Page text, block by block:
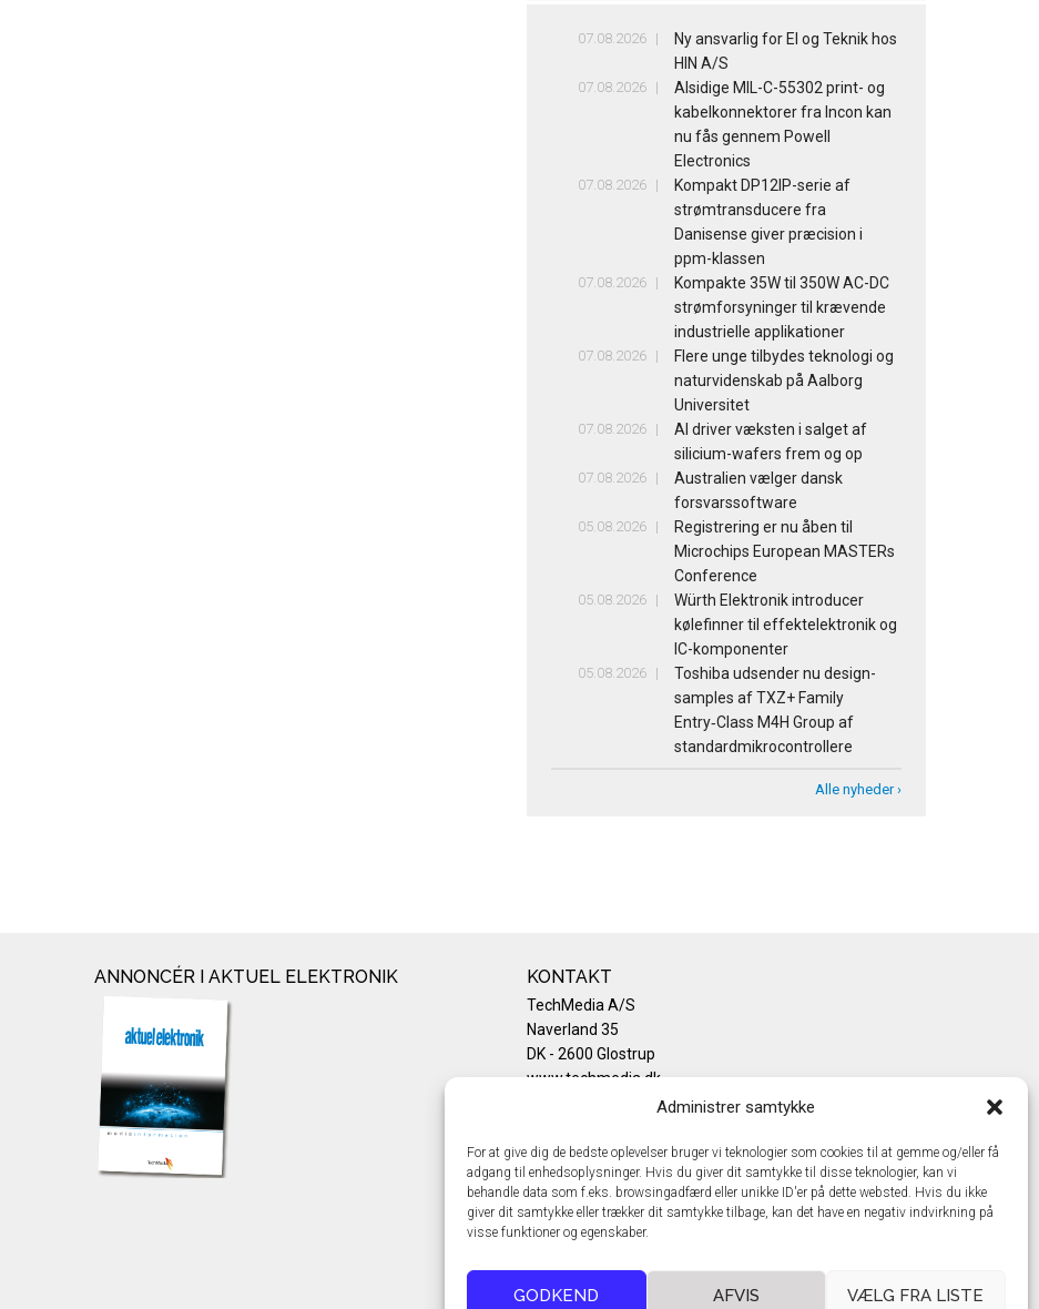
Administrer samtykke
For at give dig de bedste oplevelser bruger vi teknologier som cookies til at gemme og/eller få
adgang til enhedsoplysninger. Hvis du giver dit samtykke til disse teknologier, kan vi
behandle data som f.eks. browsingadfærd eller unikke ID'er på dette websted. Hvis du ikke
giver dit samtykke eller trækker dit samtykke tilbage, kan det have en negativ indvirkning på
visse funktioner og egenskaber.
GODKEND AFVIS VÆLG FRA LISTE
07.08.2026
Ny ansvarlig for El og Teknik hos
HIN A/S
07.08.2026
Alsidige MIL-C-55302 print- og
kabelkonnektorer fra Incon kan
nu fås gennem Powell
Electronics
07.08.2026
Kompakt DP12IP-serie af
strømtransducere fra
Danisense giver præcision i
ppm-klassen
07.08.2026
Kompakte 35W til 350W AC-DC
strømforsyninger til krævende
industrielle applikationer
07.08.2026
Flere unge tilbydes teknologi og
naturvidenskab på Aalborg
Universitet
07.08.2026
AI driver væksten i salget af
silicium-wafers frem og op
07.08.2026
Australien vælger dansk
forsvarssoftware
05.08.2026
Registrering er nu åben til
Microchips European MASTERs
Conference
05.08.2026
Würth Elektronik introducer
kølefinner til effektelektronik og
IC-komponenter
05.08.2026
Toshiba udsender nu design-
samples af TXZ+ Family
Entry‑Class M4H Group af
standardmikrocontrollere
Alle nyheder ›
ANNONCÉR I AKTUEL ELEKTRONIK KONTAKT
TechMedia A/S
Naverland 35
DK - 2600 Glostrup
www.techmedia.dk
Telefon: +45 43 24 26 28
Privatlivspolitik
Cookiepolitik